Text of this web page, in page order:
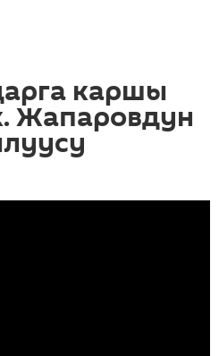
каршы
Жапаровдун